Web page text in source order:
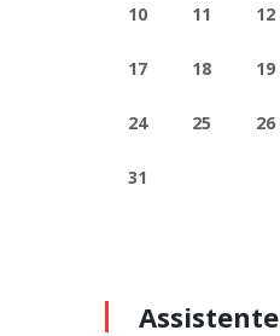
10 11 12
17 18 19
24 25 26
31
Assistente